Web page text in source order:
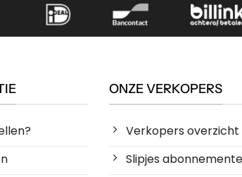
ONZE VERKOPERS
Verkopers overzicht
Slipjes